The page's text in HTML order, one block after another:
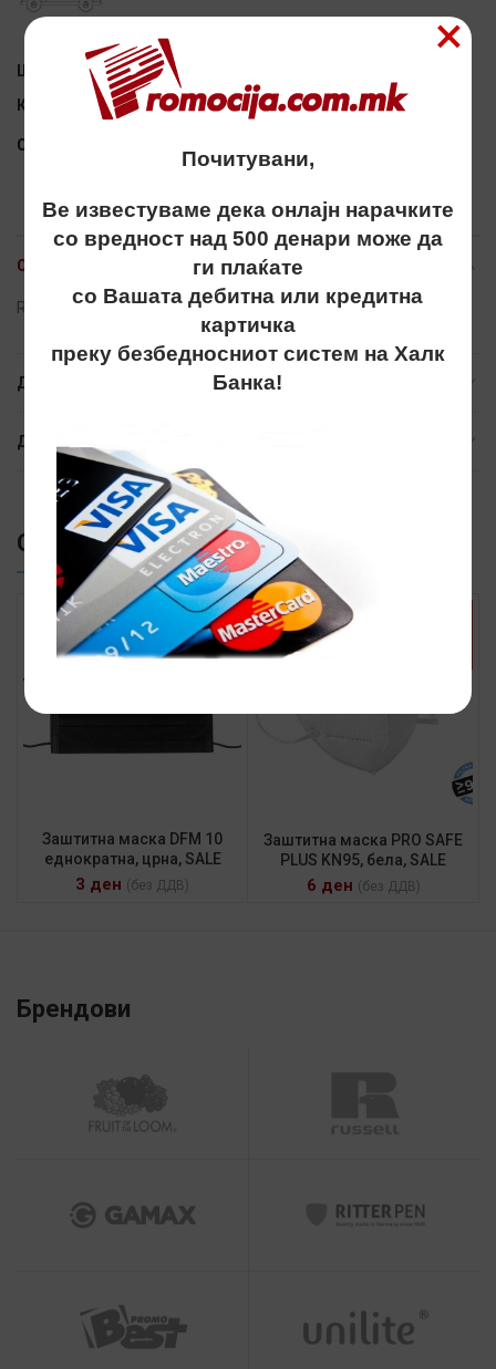
Шифра:
5907222-S
Категории:#STAYSAFE , АКЦИЈА
Сподели
ОПИС
Rakavici, ракавици, nitrilni
ДОПОЛНИТЕЛНИ ИНФОРМАЦИИ
ДОСТАВА
СЛИЧНИ ПРОИЗВОДИ
SALE
Заштитна маска DFM 10
еднократна, црна, SALE
3 ден (без ДДВ)
Заштитна маска PRO SAFE
PLUS KN95, бела, SALE
6 ден (без ДДВ)
Брендови
Почитувани,
Ве известуваме дека онлајн нарачките
со вредност над 500 денари може да
ги плаќате
со Вашата дебитна или кредитна
картичка
преку безбедносниот систем на Халк
Банка!
×